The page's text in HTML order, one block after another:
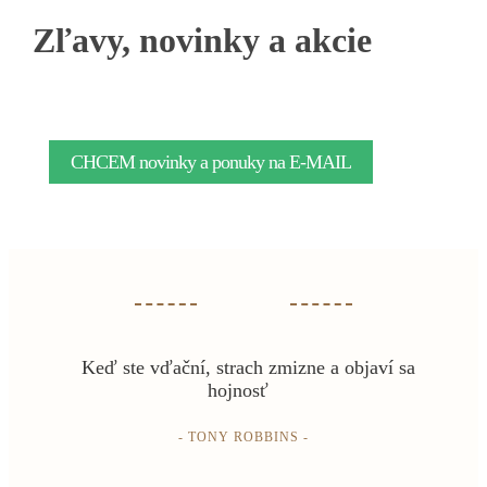
Zľavy, novinky a akcie
CHCEM novinky a ponuky na E-MAIL
Keď ste vďační, strach zmizne a objaví sa
hojnosť
- TONY ROBBINS -